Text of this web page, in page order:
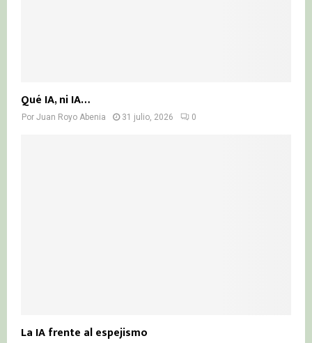
Qué IA, ni IA…
Por Juan Royo Abenia 31 julio, 2026 0
La IA frente al espejismo